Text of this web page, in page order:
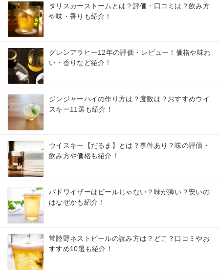
タリスカーストームとは？評価・口コミは？飲み方
や味・香りも紹介！
グレンアラヒー12年の評価・レビュー！価格や味わ
い・香りなど紹介！
ジンジャーハイの作り方は？度数は？おすすめウイ
スキー11選も紹介！
ウイスキー【だるま】とは？事件あり？味の評価・
飲み方や価格も紹介！
バドワイザーはビールじゃない？味が薄い？安いの
はなぜかも紹介！
常陸野ネストビールの読み方は？どこ？口コミやお
すすめ10選も紹介！